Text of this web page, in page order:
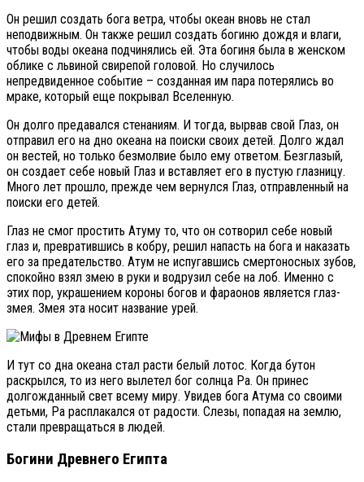
Он решил создать бога ветра, чтобы океан вновь не стал
неподвижным. Он также решил создать богиню дождя и влаги,
чтобы воды океана подчинялись ей. Эта богиня была в женском
облике с львиной свирепой головой. Но случилось
непредвиденное событие – созданная им пара потерялись во
мраке, который еще покрывал Вселенную.
Он долго предавался стенаниям. И тогда, вырвав свой Глаз, он
отправил его на дно океана на поиски своих детей. Долго ждал
он вестей, но только безмолвие было ему ответом. Безглазый,
он создает себе новый Глаз и вставляет его в пустую глазницу.
Много лет прошло, прежде чем вернулся Глаз, отправленный на
поиски его детей.
Глаз не смог простить Атуму то, что он сотворил себе новый
глаз и, превратившись в кобру, решил напасть на бога и наказать
его за предательство. Атум не испугавшись смертоносных зубов,
спокойно взял змею в руки и водрузил себе на лоб. Именно с
этих пор, украшением короны богов и фараонов является глаз-
змея. Змея эта носит название урей.
И тут со дна океана стал расти белый лотос. Когда бутон
раскрылся, то из него вылетел бог солнца Ра. Он принес
долгожданный свет всему миру. Увидев бога Атума со своими
детьми, Ра расплакался от радости. Слезы, попадая на землю,
стали превращаться в людей.
Богини Древнего Египта